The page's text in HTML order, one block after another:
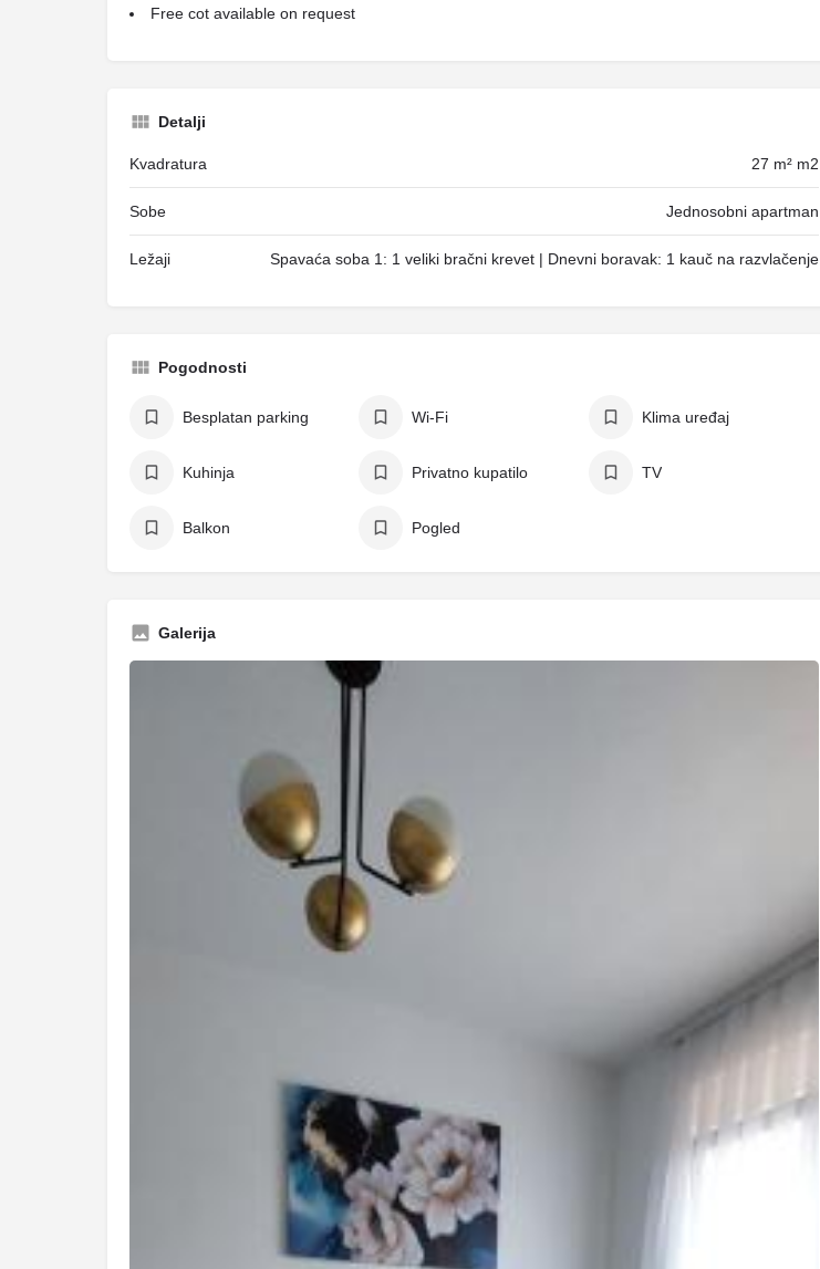
Free cot available on request
Detalji
Kvadratura 27 m² m2
Sobe Jednosobni apartman
Ležaji Spavaća soba 1: 1 veliki bračni krevet | Dnevni boravak: 1 kauč na razvlačenje
Pogodnosti
Besplatan parking Wi-Fi Klima uređaj
Kuhinja Privatno kupatilo TV
Balkon Pogled
Galerija